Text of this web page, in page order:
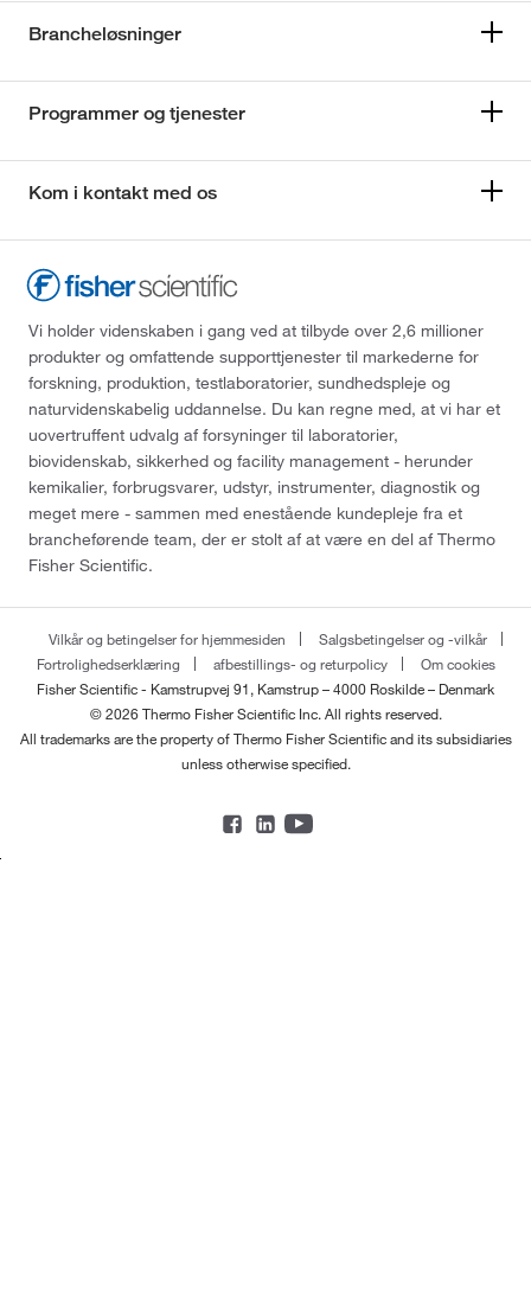
Brancheløsninger
Programmer og tjenester
Kom i kontakt med os
Vi holder videnskaben i gang ved at tilbyde over 2,6 millioner
produkter og omfattende supporttjenester til markederne for
forskning, produktion, testlaboratorier, sundhedspleje og
naturvidenskabelig uddannelse. Du kan regne med, at vi har et
uovertruffent udvalg af forsyninger til laboratorier,
biovidenskab, sikkerhed og facility management - herunder
kemikalier, forbrugsvarer, udstyr, instrumenter, diagnostik og
meget mere - sammen med enestående kundepleje fra et
brancheførende team, der er stolt af at være en del af Thermo
Fisher Scientific.
Vilkår og betingelser for hjemmesiden
Salgsbetingelser og -vilkår
Fortrolighedserklæring
afbestillings- og returpolicy
Om cookies
Fisher Scientific - Kamstrupvej 91, Kamstrup – 4000 Roskilde – Denmark
© 2026 Thermo Fisher Scientific Inc. All rights reserved.
All trademarks are the property of Thermo Fisher Scientific and its subsidiaries
unless otherwise specified.